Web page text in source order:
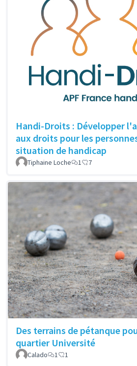
Handi-Droits : Développer
aux droits pour les
situation de handicap
Tiphaine Loche 1 7
Des terrains de pétanque
quartier Université
Calado 1 1